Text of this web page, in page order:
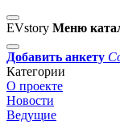
EVstory Меню
Добавить анкету
Категории
О проекте
Новости
Ведущие